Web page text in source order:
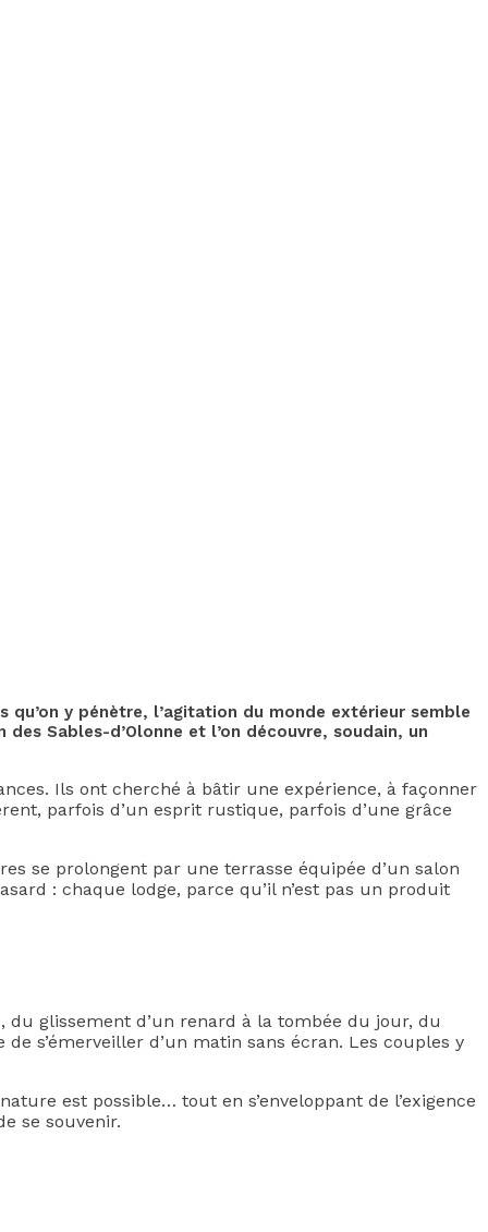
y pénètre, l’agitation du monde extérieur semble
Sables-d’Olonne et l’on découvre, soudain, un
Ils ont cherché à bâtir une expérience, à façonner
parfois d’un esprit rustique, parfois d’une grâce
se prolongent par une terrasse équipée d’un salon
: chaque lodge, parce qu’il n’est pas un produit
glissement d’un renard à la tombée du jour, du
s’émerveiller d’un matin sans écran. Les couples y
est possible… tout en s’enveloppant de l’exigence
se souvenir.